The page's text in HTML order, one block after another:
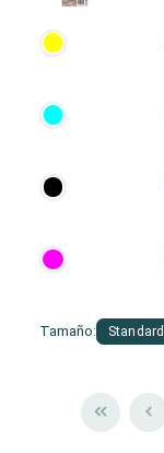
Tamaño: Standard